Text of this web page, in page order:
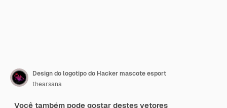
Design do logotipo do Hacker mascote esport
thearsana
Você também pode gostar destes vetores